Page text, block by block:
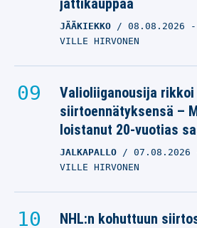
jättikauppaa
JÄÄKIEKKO 08.08.2026 -
VILLE HIRVONEN
Valioliiganousija rikkoi
siirtoennätyksensä –
loistanut 20-vuotias
JALKAPALLO 07.08.2026
VILLE HIRVONEN
NHL:n kohuttuun